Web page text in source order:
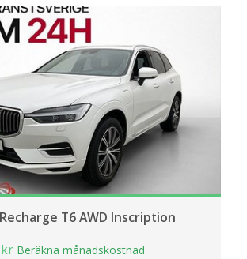
T6 AWD Inscription
Beräkna månadskostnad